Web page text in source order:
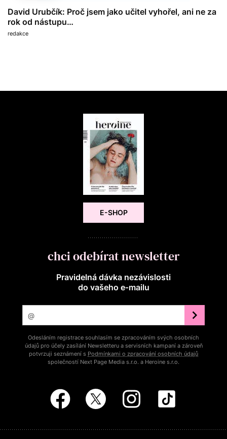
David Urubčík: Proč jsem jako učitel vyhořel, ani ne za
rok od nástupu…
redakce
E-SHOP
chci odebírat newsletter
Pravidelná dávka nezávislosti
do vašeho e‑mailu
Odesláním registrace souhlasím se zpracováním svých osobních
údajů pro účely zasílání Newsletteru a servisních kampaní a zároveň
potvrzuji seznámení s Podmínkami o zpracování osobních údajů
společností Next Page Media s.r.o. a Heroine s.r.o.